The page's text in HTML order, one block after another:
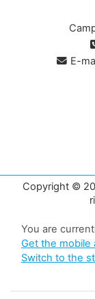
E-
Copyright ©
You are
Get the mobile
Switch to the